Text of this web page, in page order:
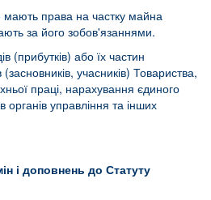
мають права на частку майна
за його зобов'язаннями.
(прибутків) або їх частин
учасників) Товариства,
праці, нарахування єдиного
органів управління та інших
і доповнень до Статуту